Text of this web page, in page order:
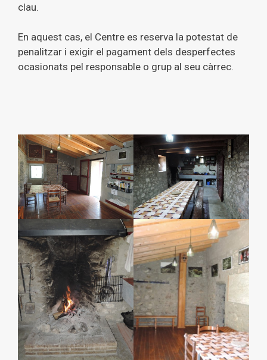
clau.
En aquest cas, el Centre es reserva la potestat de
penalitzar i exigir el pagament dels desperfectes
ocasionats pel responsable o grup al seu càrrec.